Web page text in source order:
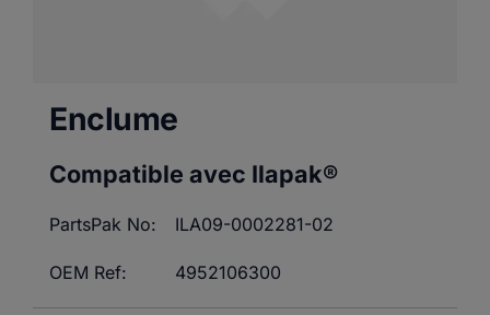
Enclume
Compatible avec Ilapak®
PartsPak No: ILA09-0002281-02
OEM Ref: 4952106300